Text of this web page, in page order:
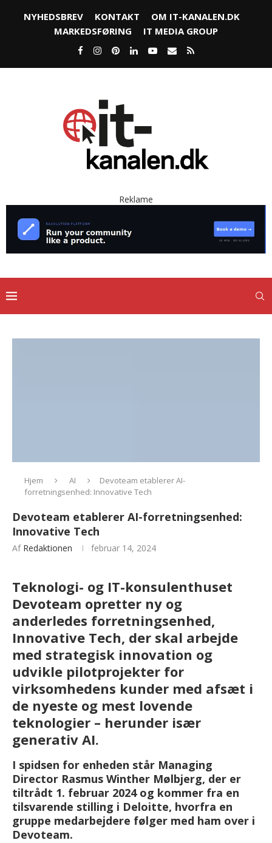
NYHEDSBREV KONTAKT
OM IT-KANALEN.DK
MARKEDSFØRING
IT MEDIA GROUP
Reklame
Hjem AI
Devoteam etablerer AI-
forretningsenhed: Innovative Tech
Devoteam etablerer AI-forretningsenhed:
Innovative Tech
Af Redaktionen februar 14, 2024
Teknologi- og IT-konsulenthuset
Devoteam opretter ny og
anderledes forretningsenhed,
Innovative Tech, der skal arbejde
med strategisk innovation og
udvikle pilotprojekter for
virksomhedens kunder med afsæt i
de nyeste og mest lovende
teknologier – herunder især
generativ AI.
I spidsen for enheden står Managing
Director Rasmus Winther Mølbjerg, der er
tiltrådt 1. februar 2024 og kommer fra en
tilsvarende stilling i Deloitte, hvorfra en
gruppe medarbejdere følger med ham over i
Devoteam.